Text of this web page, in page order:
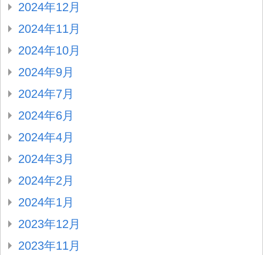
2024年12月
2024年11月
2024年10月
2024年9月
2024年7月
2024年6月
2024年4月
2024年3月
2024年2月
2024年1月
2023年12月
2023年11月